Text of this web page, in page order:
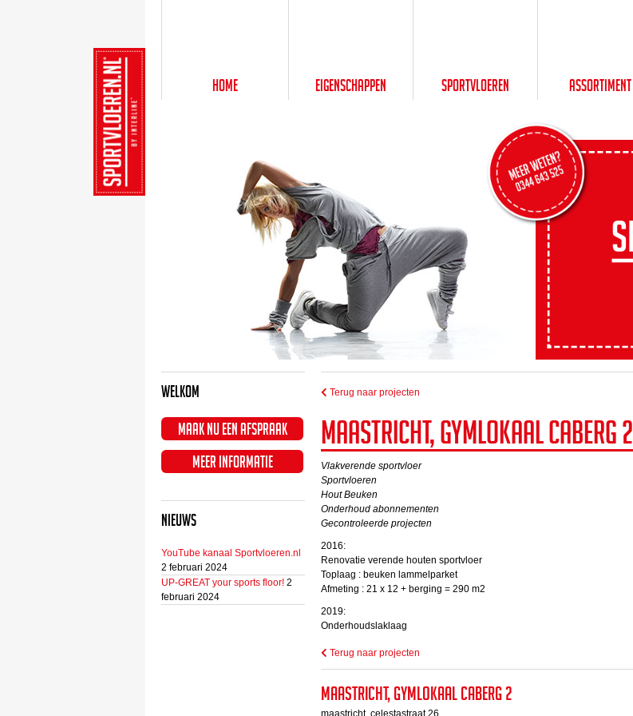
Home Eigenschappen Sportvloeren Assortiment
Welkom
Maak nu een afspraak
Meer informatie
Nieuws
YouTube kanaal Sportvloeren.nl
2 februari 2024
UP-GREAT your sports floor! 2
februari 2024
Terug naar projecten
Maastricht, Gymlokaal Caberg 2
Vlakverende sportvloer
Sportvloeren
Hout Beuken
Onderhoud abonnementen
Gecontroleerde projecten
2016:
Renovatie verende houten sportvloer
Toplaag : beuken lammelparket
Afmeting : 21 x 12 + berging = 290 m2
2019:
Onderhoudslaklaag
Terug naar projecten
Maastricht, Gymlokaal Caberg 2
maastricht, celestastraat 26